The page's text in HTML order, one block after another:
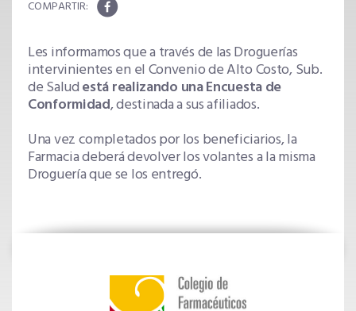
Les informamos que a través de las Droguerías
intervinientes en el Convenio de Alto Costo, Sub.
de Saludestá realizando una Encuesta de
Conformidad, destinada a sus afiliados.
Una vez completados por los beneficiarios, la
Farmacia deberá devolver los volantes a la misma
Droguería que se los entregó.